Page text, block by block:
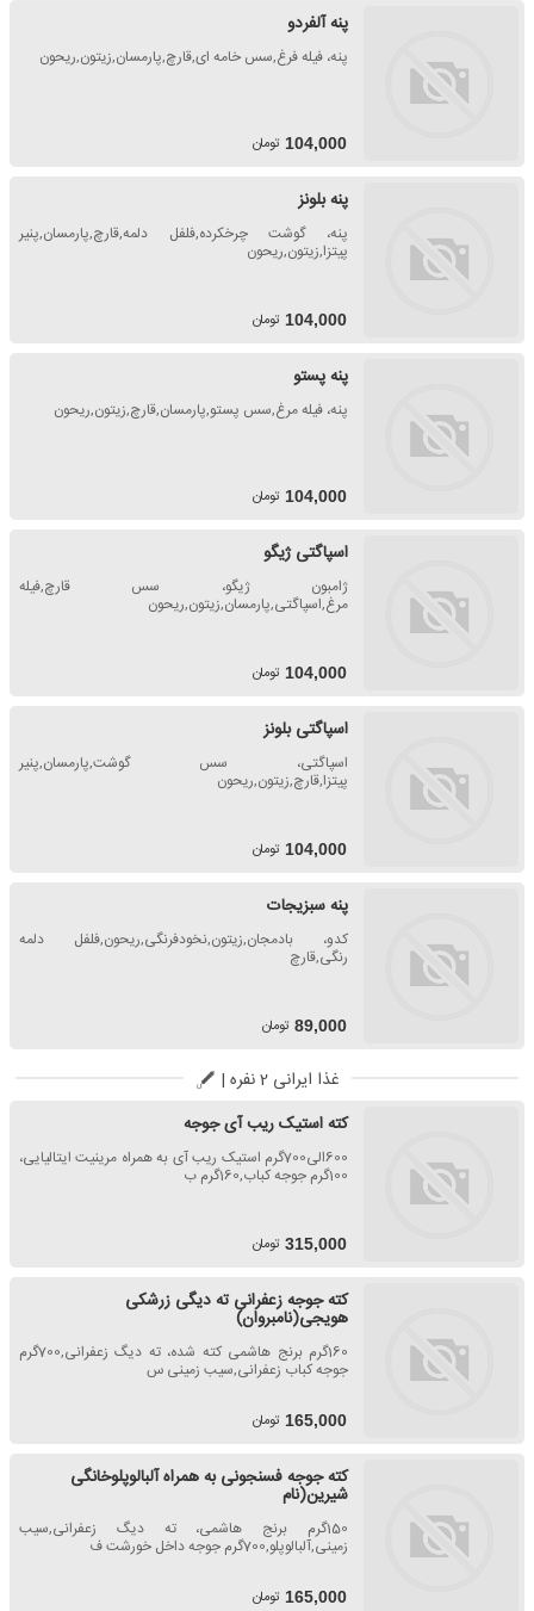
پنه آلفردو
پنه، فیله فرغ,سس خامه ای,قارچ,پارمسان,زیتون,ریحون
104,000 تومان
پنه بلونز
پنه، گوشت چرخکرده,فلفل دلمه,قارچ,پارمسان,پنیر
پیتزا,زیتون,ریحون
104,000 تومان
پنه پستو
پنه، فیله مرغ,سس پستو,پارمسان,قارچ,زیتون,ریحون
104,000 تومان
اسپاگتی ژیگو
ژامبون ژیگو، سس قارچ,فیله
مرغ,اسپاگتی,پارمسان,زیتون,ریحون
104,000 تومان
اسپاگتی بلونز
اسپاگتی، سس گوشت,پارمسان,پنیر
پیتزا,قارچ,زیتون,ریحون
104,000 تومان
پنه سبزیجات
کدو، بادمجان,زیتون,نخودفرنگی,ریحون,فلفل دلمه
رنگی,قارچ
89,000 تومان
غذا ایرانی 2 نفره |
کته استیک ریب آی جوجه
600الی700گرم استیک ریب آی به همراه مرینیت ایتالیایی،
100گرم جوجه کباب,160گرم ب
315,000 تومان
کته جوجه زعفرانی ته دیگی زرشکی
هویجی(نامبروان)
160گرم برنج هاشمی کته شده، ته دیگ زعفرانی,700گرم
جوجه کباب زعفرانی,سیب زمینی س
165,000 تومان
کته جوجه فسنجونی به همراه آلبالوپلوخانگی
شیرین(نام
150گرم برنج هاشمی، ته دیگ زعفرانی,سیب
زمینی,آلبالوپلو,700گرم جوجه داخل خورشت ف
165,000 تومان